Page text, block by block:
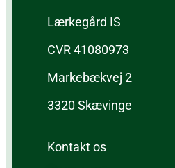
Lærkegård IS
CVR 41080973
Markebækvej 2
3320 Skævinge
Kontakt os